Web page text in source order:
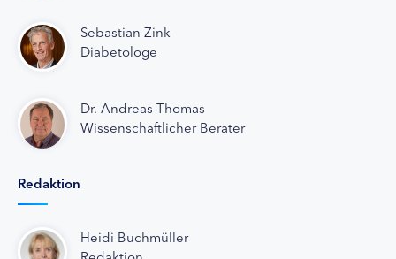
Sebastian Zink
Diabetologe
Dr. Andreas Thomas
Wissenschaftlicher Berater
Redaktion
Heidi Buchmüller